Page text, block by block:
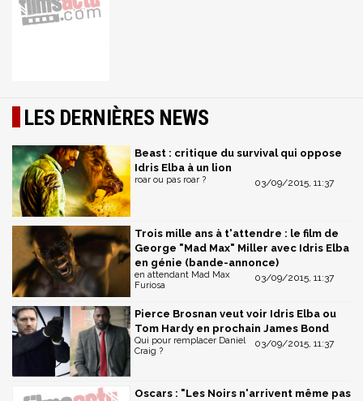
LES DERNIÈRES NEWS
Beast : critique du survival qui oppose
Idris Elba à un lion
03/09/2015, 11:37
roar ou pas roar ?
Trois mille ans à t'attendre : le film de
George "Mad Max" Miller avec Idris Elba
en génie (bande-annonce)
03/09/2015, 11:37
en attendant Mad Max
Furiosa
Pierce Brosnan veut voir Idris Elba ou
Tom Hardy en prochain James Bond
03/09/2015, 11:37
Qui pour remplacer Daniel
Craig ?
Oscars : "Les Noirs n'arrivent même pas